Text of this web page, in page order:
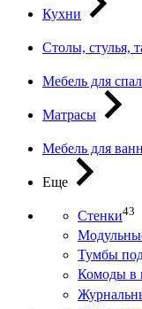
Кухни
Столы, стулья,
Мебель для
Матрасы
Мебель для
Еще
Стенки43
Тумбы
Комоды в